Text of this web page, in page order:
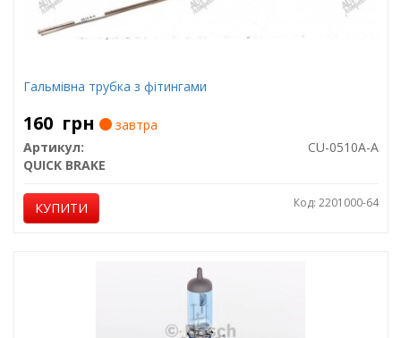
Гальмівна трубка з фітингами
160 грн
завтра
Артикул:
CU-0510A-A
QUICK BRAKE
КУПИТИ Код: 2201000-64